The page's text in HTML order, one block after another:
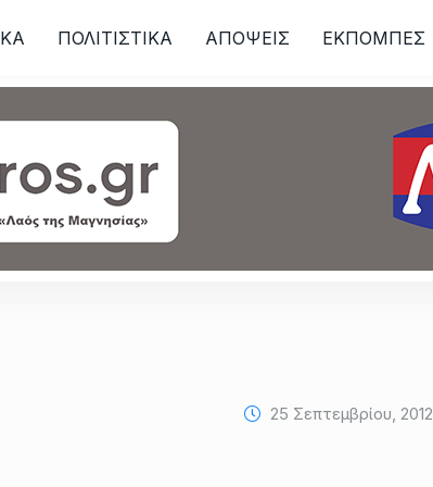
ΠΟΛΙΤΙΣΤΙΚΑ ΑΠΟΨΕΙΣ ΕΚΠΟΜΠΕΣ
25 Σεπτεμβρίου, 2012